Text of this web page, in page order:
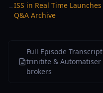
→ISS in Real Time
Q&A Archive
Full Episode
trinitite & Automatiser
brokers